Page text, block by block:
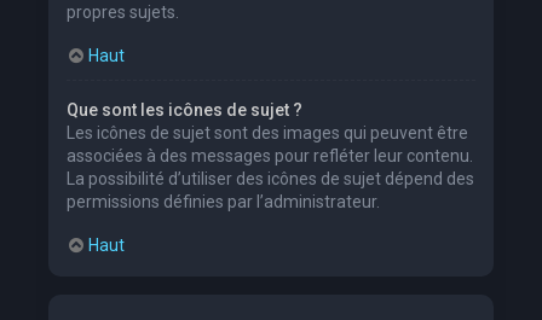
propres sujets.
Haut
Que sont les icônes de sujet ?
Les icônes de sujet sont des images qui peuvent être
associées à des messages pour refléter leur contenu.
La possibilité d’utiliser des icônes de sujet dépend des
permissions définies par l’administrateur.
Haut